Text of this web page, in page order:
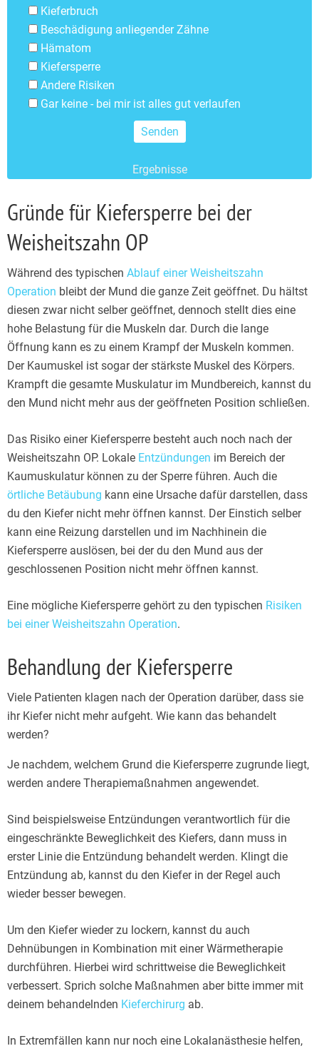
Kieferbruch
Beschädigung anliegender Zähne
Hämatom
Kiefersperre
Andere Risiken
Gar keine - bei mir ist alles gut verlaufen
Ergebnisse
Gründe für Kiefersperre bei der
Weisheitszahn OP
Während des typischen Ablauf einer Weisheitszahn
Operation bleibt der Mund die ganze Zeit geöffnet. Du hältst
diesen zwar nicht selber geöffnet, dennoch stellt dies eine
hohe Belastung für die Muskeln dar. Durch die lange
Öffnung kann es zu einem Krampf der Muskeln kommen.
Der Kaumuskel ist sogar der stärkste Muskel des Körpers.
Krampft die gesamte Muskulatur im Mundbereich, kannst du
den Mund nicht mehr aus der geöffneten Position schließen.
Das Risiko einer Kiefersperre besteht auch noch nach der
Weisheitszahn OP. Lokale Entzündungen im Bereich der
Kaumuskulatur können zu der Sperre führen. Auch die
örtliche Betäubung kann eine Ursache dafür darstellen, dass
du den Kiefer nicht mehr öffnen kannst. Der Einstich selber
kann eine Reizung darstellen und im Nachhinein die
Kiefersperre auslösen, bei der du den Mund aus der
geschlossenen Position nicht mehr öffnen kannst.
Eine mögliche Kiefersperre gehört zu den typischen Risiken
bei einer Weisheitszahn Operation.
Behandlung der Kiefersperre
Viele Patienten klagen nach der Operation darüber, dass sie
ihr Kiefer nicht mehr aufgeht. Wie kann das behandelt
werden?
Je nachdem, welchem Grund die Kiefersperre zugrunde liegt,
werden andere Therapiemaßnahmen angewendet.
Sind beispielsweise Entzündungen verantwortlich für die
eingeschränkte Beweglichkeit des Kiefers, dann muss in
erster Linie die Entzündung behandelt werden. Klingt die
Entzündung ab, kannst du den Kiefer in der Regel auch
wieder besser bewegen.
Um den Kiefer wieder zu lockern, kannst du auch
Dehnübungen in Kombination mit einer Wärmetherapie
durchführen. Hierbei wird schrittweise die Beweglichkeit
verbessert. Sprich solche Maßnahmen aber bitte immer mit
deinem behandelnden Kieferchirurg ab.
In Extremfällen kann nur noch eine Lokalanästhesie helfen,